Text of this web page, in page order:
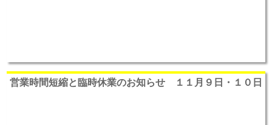
営業時間短縮と臨時休業のお知らせ １１月９日・１０日